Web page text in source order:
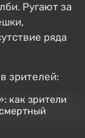
Ругают за
ряда
зрителей: